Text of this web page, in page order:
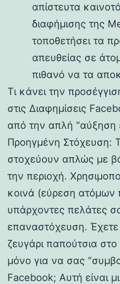
απίστευτα
διαφήμισης της
τοποθετήσει τα
απευθείας σε
πιθανό να τα
Τι κάνει την
στις Διαφημίσεις
από την απλή “αύξηση
Προηγμένη Στόχευση:
στοχεύουν απλώς με
την περιοχή.
κοινά (εύρεση ατόμων
υπάρχοντες πελάτες
επαναστόχευση. Έχετε
ζευγάρι παπούτσια στο
μόνο για να σας
Facebook; Αυτή είναι